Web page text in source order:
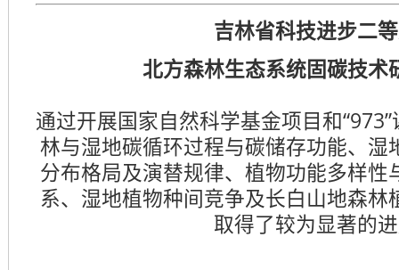
吉林省科技进步二
北方森林生态系统固碳技术
通过开展国家自然科学基金项目和
林与湿地碳循环过程与碳储存功能、湿
分布格局及演替规律、植物功能多样性
系、湿地植物种间竞争及长白山地森林
取得了较为显著的